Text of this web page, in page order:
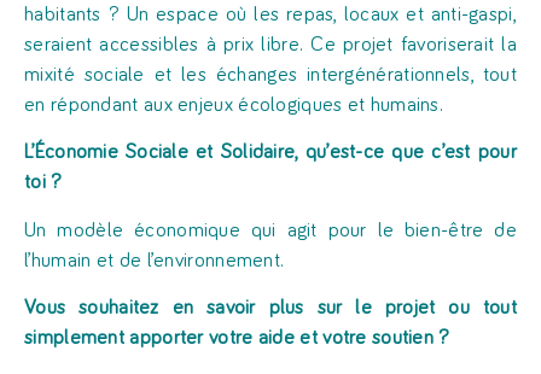
habitants ? Un espace où les repas, locaux et anti-gaspi,
seraient accessibles à prix libre. Ce projet favoriserait la
mixité sociale et les échanges intergénérationnels, tout
en répondant aux enjeux écologiques et humains.
L’Économie Sociale et Solidaire, qu’est-ce que c’est pour
toi ?
Un modèle économique qui agit pour le bien-être de
l’humain et de l’environnement.
Vous souhaitez en savoir plus sur le projet ou tout
simplement apporter votre aide et votre soutien ?